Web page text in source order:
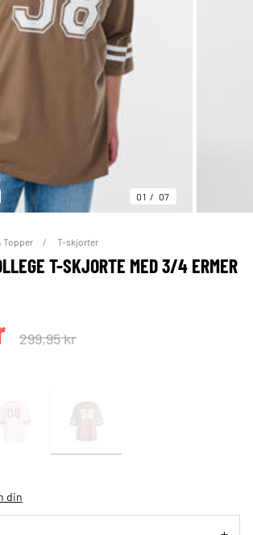
01 07
Topper T-skjorter
T-SKJORTE MED 3/4 ERMER
299,95 kr
din